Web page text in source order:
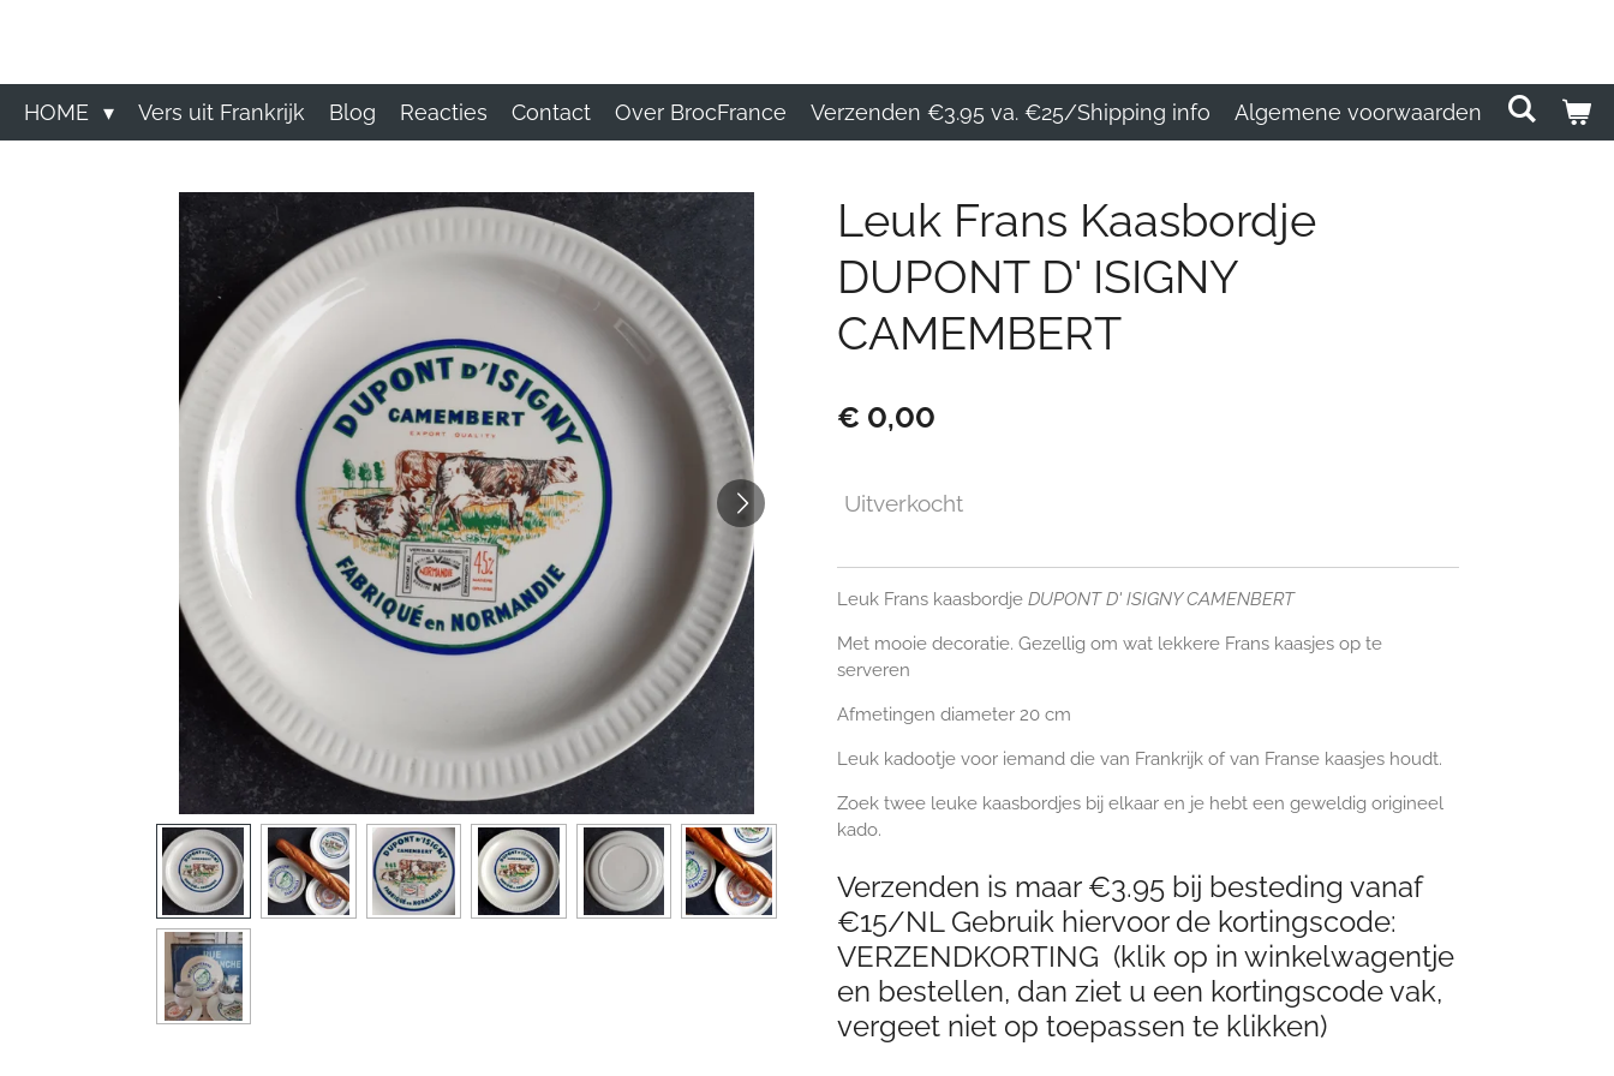
deHOME Vers uit Frankrijk Blog Reacties Contact Over BrocFrance Verzenden €3.95 va. €25/Shipping info Algemene voorwaarden
Leuk Frans Kaasbordje
DUPONT D' ISIGNY
CAMEMBERT
€ 0,00
Uitverkocht
Leuk Frans kaasbordje DUPONT D' ISIGNY CAMENBERT
Met mooie decoratie. Gezellig om wat lekkere Frans kaasjes op te
serveren
Afmetingen diameter 20 cm
Leuk kadootje voor iemand die van Frankrijk of van Franse kaasjes houdt.
Zoek twee leuke kaasbordjes bij elkaar en je hebt een geweldig origineel
kado.
Verzenden is maar €3.95 bij besteding vanaf
€15/NL Gebruik hiervoor de kortingscode:
VERZENDKORTING (klik op in winkelwagentje
en bestellen, dan ziet u een kortingscode vak,
vergeet niet op toepassen te klikken)